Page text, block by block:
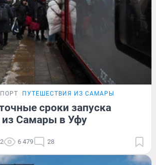
ПУТЕШЕСТВИЯ ИЗ САМАРЫ
сроки запуска
из Самары в Уфу
6 479 28